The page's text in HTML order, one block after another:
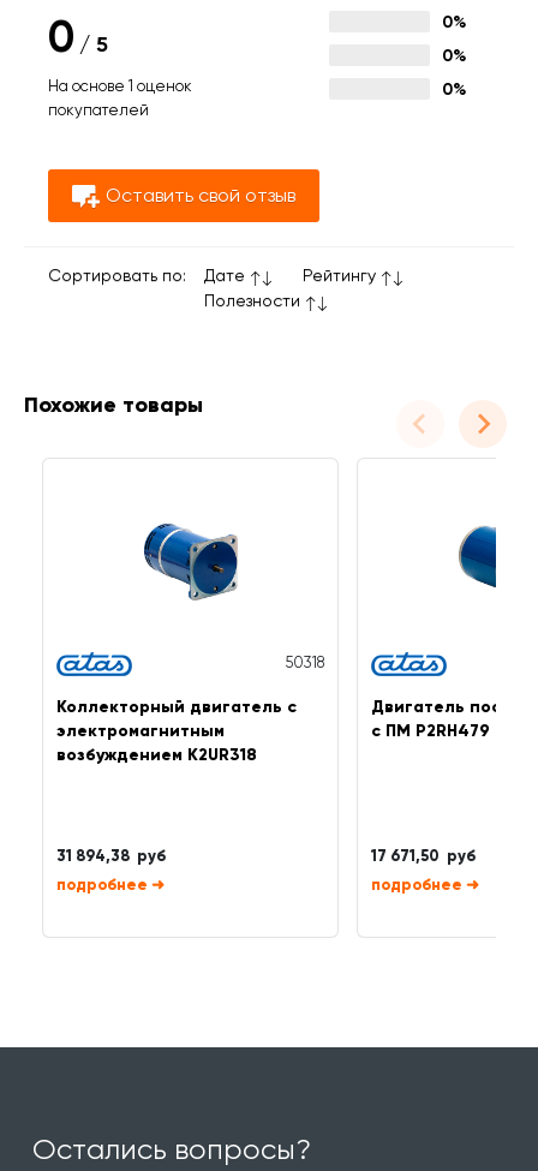
0 / 5
На основе 1 оценок
покупателей
0%
0%
0%
Оставить свой отзыв
Сортировать по: Дате
Рейтингу
Полезности
Похожие товары
50318
Коллекторный двигатель с
электромагнитным
возбуждением K2UR318
31 894,38 руб
➜
Двигатель
с ПМ P2RH479
17 671,50 руб
➜
Остались вопросы?